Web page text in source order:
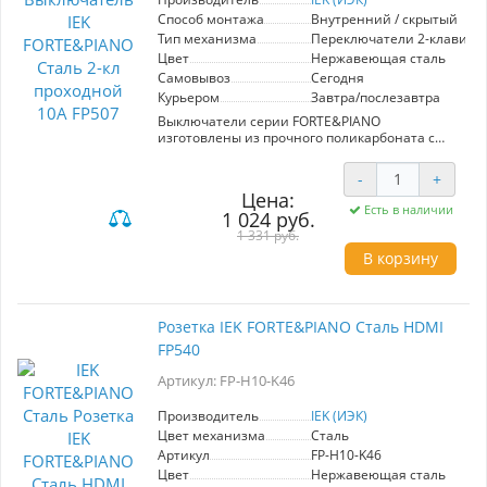
Способ монтажа
Внутренний / скрытый
Тип механизма
Переключатели 2-
Цвет
Нержавеющая сталь
Самовывоз
Сегодня
Курьером
Завтра/послезавтра
Выключатели серии FORTE&PIANO
изготовлены из прочного поликарбоната с
лучам. Они оснащены луженой контактной
группой и серебряными контактными
площадками для надежного соединения.
Благодаря разнообразию моделей, вы сможете
подобрать оптимальный выключатель для
управления освещением в любом помещении.
Установка лицевой панели без использования
просто нажмите и потяните, чтобы снять
вы можете установить неограниченное
количество изделий в ряду при стандартном
Комбинируйте изделия, создавайте изящные
безрамочных розеток и выключателей
FORTE&PIANO!
Цена:
1 024 руб.
1 331 руб.
- +
Есть в наличии
В корзину
Розетка IEK FORTE&PIANO Сталь HDMI
FP540
Артикул: FP-H10-K46
Производитель
IEK (ИЭК)
Цвет механизма
Сталь
Артикул
FP-H10-K46
Цвет
Нержавеющая сталь